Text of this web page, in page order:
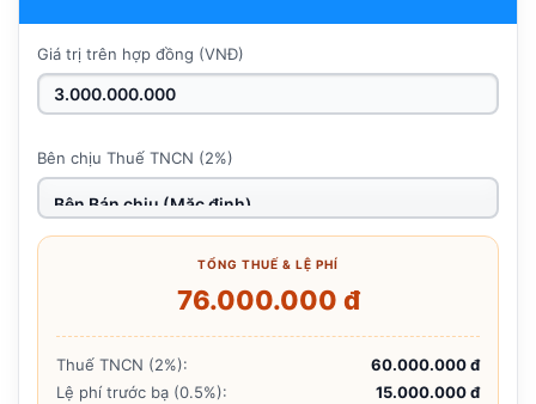
Giá trị trên hợp đồng (VNĐ)
Bên chịu Thuế TNCN (2%)
TỔNG THUẾ & LỆ PHÍ
76.000.000 đ
Thuế TNCN (2%):
60.000.000 đ
Lệ phí trước bạ (0.5%):
15.000.000 đ